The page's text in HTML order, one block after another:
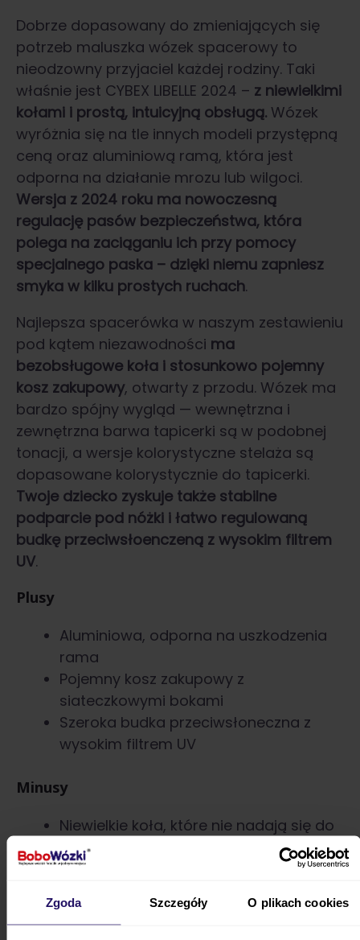
Zgoda Szczegóły O plikach cookies
Dobrze dopasowany do zmieniających się
potrzeb maluszka wózek spacerowy to
nieodzowny przyjaciel każdej rodziny. Taki
właśnie jest CYBEX LIBELLE 2024 – z niewielkimi
kołami i prostą, intuicyjną obsługą. Wózek
wyróżnia się na tle innych modeli przystępną
ceną oraz aluminiową ramą, która jest
odporna na działanie mrozu lub wilgoci.
Wersja z 2024 roku ma nowoczesną
regulację pasów bezpieczeństwa, która
polega na zaciąganiu ich przy pomocy
specjalnego paska – dzięki niemu zapniesz
smyka w kilku prostych ruchach.
Najlepsza spacerówka w naszym zestawieniu
pod kątem niezawodności ma
bezobsługowe koła i stosunkowo pojemny
kosz zakupowy, otwarty z przodu. Wózek ma
bardzo spójny wygląd — wewnętrzna i
zewnętrzna barwa tapicerki są w podobnej
tonacji, a wersje kolorystyczne stelaża są
dopasowane kolorystycznie do tapicerki.
Twoje dziecko zyskuje także stabilne
podparcie pod nóżki i łatwo regulowaną
budkę przeciwsłoenczeną z wysokim filtrem
UV.
Plusy
Aluminiowa, odporna na uszkodzenia
rama
Pojemny kosz zakupowy z
siateczkowymi bokami
Szeroka budka przeciwsłoneczna z
wysokim filtrem UV
Minusy
Niewielkie koła, które nie nadają się do
jazdy w terenie
zmiana kierunku jazdy